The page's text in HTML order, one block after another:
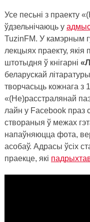
Усе песьні з праекту
ўдзельнічаюць у
TuzinFM. У камэрным
лекцыях праекту, якія
штотыдня ў кнігарні
беларускай
творчасьць кожнага з
«(Не)расстралянай
лайн у Facebookпраз
створаныя ў межах
напаўняюцца фота,
асобаў. Адрасы ўсіх
праекце, які